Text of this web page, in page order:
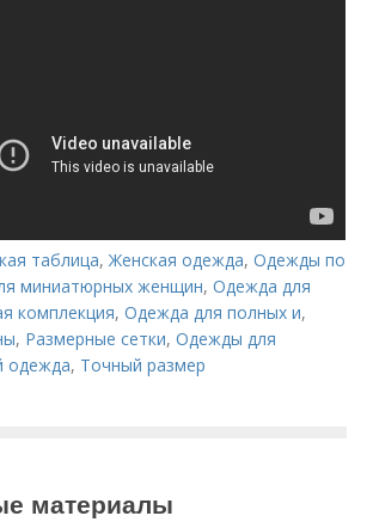
таблица,Женская одежда,Одежды по
миниатюрных женщин,Одежда для
комплекция,Одежда для полных и,
, Размерные сетки,Одежды для
одежда, Точный размер
материалы